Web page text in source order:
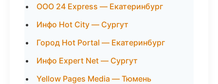
ООО 24 Express — Екатеринбург
Инфо Hot City — Сургут
Город Hot Portal — Екатеринбург
Инфо Expert Net — Сургут
Yellow Pages Media — Тюмень